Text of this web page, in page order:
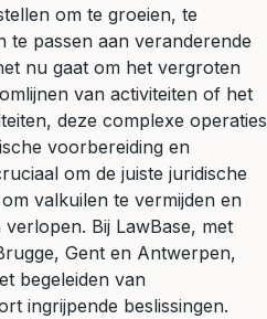
om te groeien, te
passen aan veranderende
nu gaat om het vergroten
van activiteiten of het
deze complexe operaties
voorbereiding en
om de juiste juridische
valkuilen te vermijden en
Bij LawBase, met
Gent en Antwerpen,
begeleiden van
ingrijpende beslissingen.